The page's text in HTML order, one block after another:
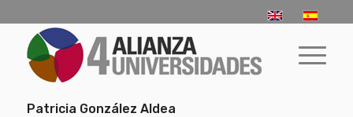
Patricia González Aldea